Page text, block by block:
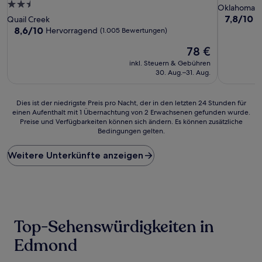
2.5-
Sterne-
Unterkunft
Quail Creek
8.6
8,6/10 Hervorragend (1.005 Bewertungen)
Der
Preis
beträgt
78 €
inkl. Steuern & Gebühren
30. Aug.–31. Aug.
Sterne-
Oklahoma
7.8
7,8/10
Dies
ist
Preis
pro
Nacht,
24 Stunden
einen
Aufenthalt
Dies ist der niedrigste Preis pro Nacht, der in den letzten 24 Stunden für
einen Aufenthalt mit 1 Übernachtung von 2 Erwachsenen gefunden wurde.
Preise und Verfügbarkeiten können sich ändern. Es können zusätzliche
Bedingungen gelten.
Weitere Unterkünfte anzeigen
Top-Sehenswürdigkeiten in
Edmond